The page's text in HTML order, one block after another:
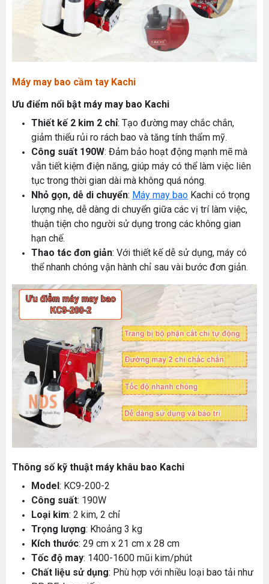
Máy may bao cầm tay Kachi
Ưu điểm nổi bật máy may bao Kachi
Thiết kế 2 kim 2 chỉ: Tạo đường may chắc chắn,
giảm thiểu rủi ro rách bao và tăng tính thẩm mỹ.
Công suất 190W: Đảm bảo hoạt động mạnh mẽ mà
vẫn tiết kiệm điện năng, giúp máy có thể làm việc liên
tục trong thời gian dài mà không quá nóng.
Nhỏ gọn, dễ di chuyển: Máy may bao Kachi có trọng
lượng nhẹ, dễ dàng di chuyển giữa các vị trí làm việc,
thuận tiện cho người sử dụng trong các không gian
hạn chế.
Thao tác đơn giản: Với thiết kế dễ sử dụng, máy có
thể nhanh chóng vận hành chỉ sau vài bước đơn giản.
Thông số kỹ thuật máy khâu bao Kachi
Model: KC9-200-2
Công suất: 190W
Loại kim: 2 kim, 2 chỉ
Trọng lượng: Khoảng 3 kg
Kích thước: 29 cm x 21 cm x 28 cm
Tốc độ may: 1400-1600 mũi kim/phút
Chất liệu sử dụng: Phù hợp với nhiều loại bao tải như